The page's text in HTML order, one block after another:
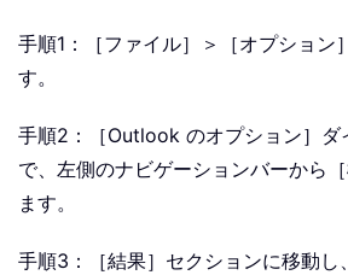
手順1：［ファイル］＞［オプション
す。
手順2：［Outlook のオプション］ダ
で、左側のナビゲーションバーから
ます。
手順3：［結果］セクションに移動し